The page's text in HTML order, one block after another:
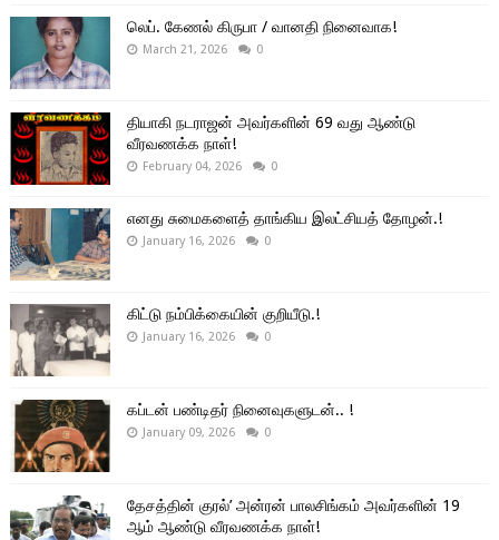
லெப். கேணல் கிருபா / வானதி நினைவாக!
March 21, 2026 0
தியாகி நடராஜன் அவர்களின் 69 வது ஆண்டு
வீரவணக்க நாள்!
February 04, 2026 0
எனது சுமைகளைத் தாங்கிய இலட்சியத் தோழன்.!
January 16, 2026 0
கிட்டு நம்பிக்கையின் குறியீடு.!
January 16, 2026 0
கப்டன் பண்டிதர் நினைவுகளுடன்.. !
January 09, 2026 0
தேசத்தின் குரல்’ அன்ரன் பாலசிங்கம் அவர்களின் 19
ஆம் ஆண்டு வீரவணக்க நாள்!